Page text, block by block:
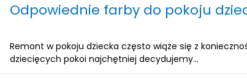
Odpowiednie farby do pokoju
Remont w pokoju dziecka często wiąże się z
dziecięcych pokoi najchętniej decydujemy...